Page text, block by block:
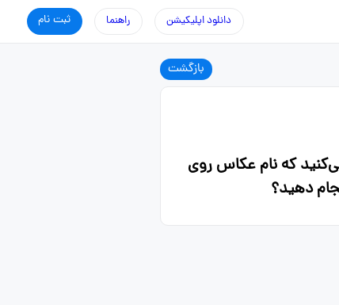
ثبت نام راهنما دانلود اپلیکیشن
بازگشت
که نام عکاس روی
دهید؟